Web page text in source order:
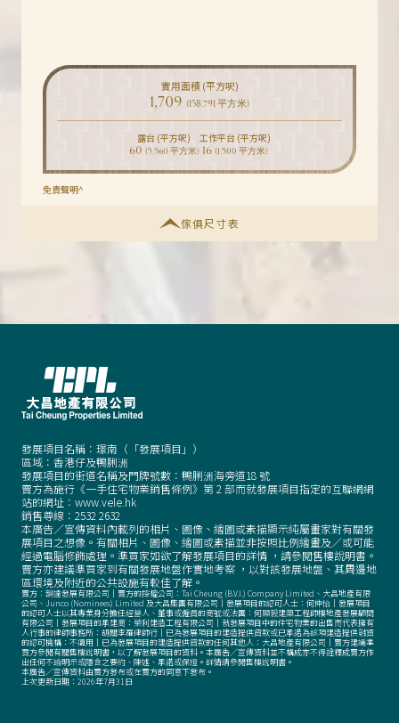
實用面積 (平方呎)
1,709 (158.791 平方米)
露台 (平方呎)
60 (5.560 平方米)
工作平台 (平方呎)
16 (1.500 平方米)
免責聲明^
傢俱尺寸表
發展項目名稱：璟南（「發展項目」）
區域：香港仔及鴨脷洲
發展項目的街道名稱及門牌號數：鴨脷洲海旁道18 號
賣方為施行《一手住宅物業銷售條例》第 2 部而就發展項目指定的互聯網網
站的網址：www.vele.hk
銷售尊線： 2532 2632
本廣告／宣傳資料內載列的相片、圖像、繪圖或素描顯示純屬畫家對有關發
展項目之想像。有關相片、圖像、繪圖或素描並非按照比例繪畫及／或可能
經過電腦修飾處理。準買家如欲了解發展項目的詳情 ， 請參閱售樓說明書。
賣方亦建議準買家到有關發展地盤作實地考察 ， 以對該發展地盤、其周邊地
區環境及附近的公共設施有較佳了解。
賣方：韻達發展有限公司｜賣方的控權公司：Tai Cheung (B.V.I.) Company Limited、大昌地產有限
公司、Junco (Nominees) Limited 及大昌集團有限公司｜發展項目的認可人士：何仲怡｜發展項目
的認可人士以其專業身分擔任經營人、董事或僱員的商號或法團：何顯毅建築工程師樓地產發展顧問
有限公司｜發展項目的承建商：榮利建造工程有限公司｜就發展項目中的住宅物業的出售而代表擁有
人行事的律師事務所：胡關李羅律師行｜已為發展項目的建造提供貸款或已承諾為該項建造提供融資
的認可機構：不適用｜已為發展項目的建造提供貸款的任何其他人：大昌地產有限公司｜賣方建議準
買方參閱有關售樓說明書 ， 以了解發展項目的資料。本廣告／宣傳資料並不構成亦不得詮釋成賣方作
出任何不論明示或隱含之要約、陳述、承諾或保證。詳情請參閱售樓說明書。
本廣告／宣傳資料由賣方發布或在賣方的同意下發布。
上次更新日期：2026年7月31日